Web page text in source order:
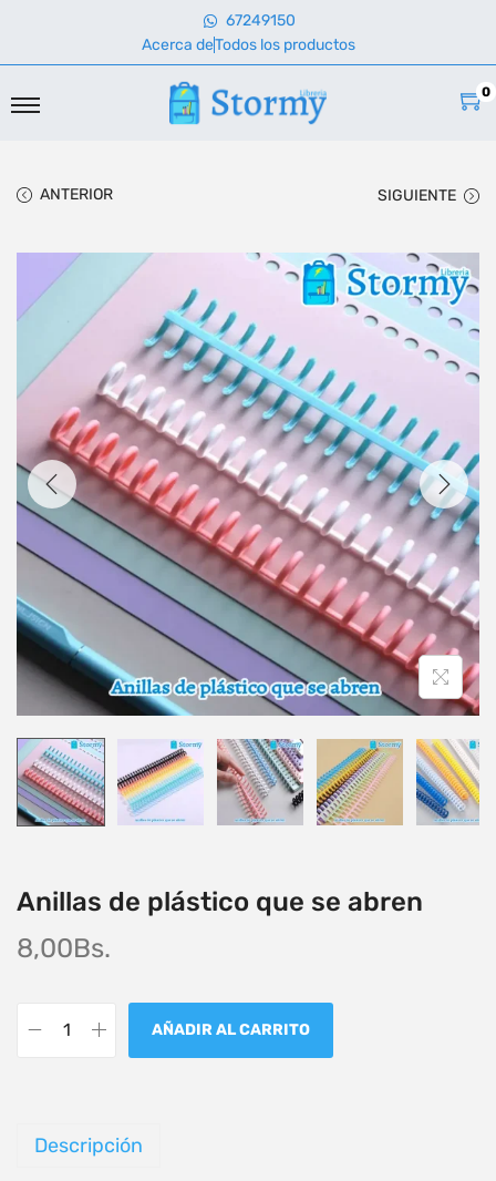
67249150
Acerca deTodos los productos
0
ANTERIOR SIGUIENTE
Anillas de plástico que se abren
8,00Bs.
AÑADIR AL CARRITO
Descripción